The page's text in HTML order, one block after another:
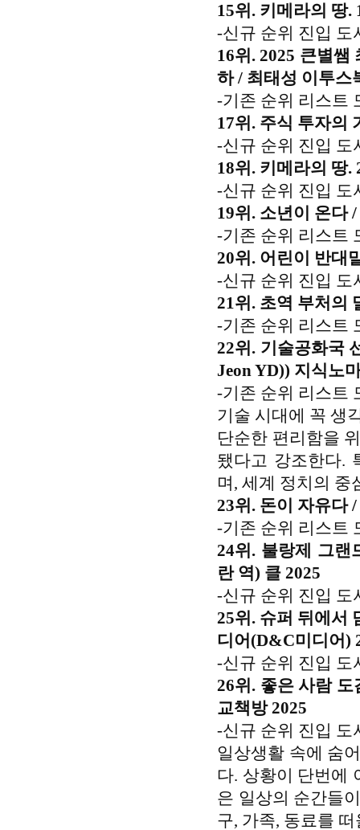
15위. 키메라의 땅.
-신규 순위 진입 도
16위. 2025 큰별쌤
하 / 최태성 이투스
-기존 순위 리스트
17위. 주식 투자의
-신규 순위 진입 도
18위. 키메라의 땅.
-신규 순위 진입 도
19위. 소년이 온다
-기존 순위 리스트
20위. 어린이 반대
-신규 순위 진입 도
21위. 초역 부처의
-기존 순위 리스트
22위. 기술공화국
Jeon YD)) 지식노
-기존 순위 리스트
기술 시대에 꼭 생
단순한 편리함을
됐다고 강조한다.
며, 세계 정치의 중
23위. 돈이 자유다
-기존 순위 리스트
24위. 불랑제 그랜
란 역) 클 2025
-신규 순위 진입 도
25위. 슈퍼 뒤에서
디어(D&C미디어)
-신규 순위 진입 도
26위. 좋은 사람
교책방 2025
-신규 순위 진입 도
일상생활 속에 숨
다. 상황이 단번에
은 일상의 순간들
구, 가족, 동료를